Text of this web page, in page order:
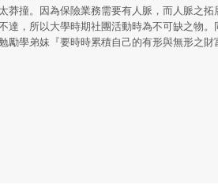
莽撞。因為保險業務需要有人脈，而人脈之
達，所以大學時期社團活動時為不可缺之物
勵學弟妹『要時時累積自己的有形與無形之